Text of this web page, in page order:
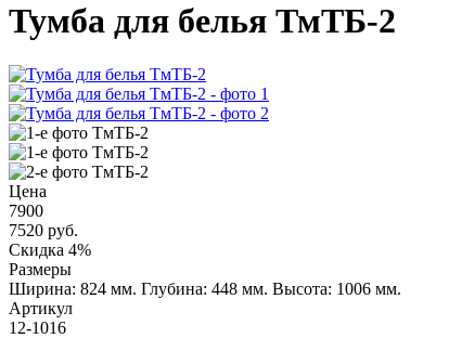
Тумба для белья ТмТБ-2
Цена
7900
7520 руб.
Скидка 4%
Размеры
Ширина: 824 мм. Глубина: 448 мм. Высота: 1006 мм.
Артикул
12-1016